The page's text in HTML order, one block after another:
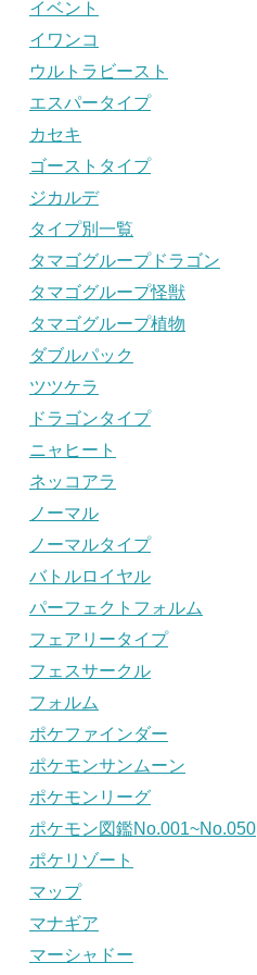
イベント
イワンコ
ウルトラビースト
エスパータイプ
カセキ
ゴーストタイプ
ジカルデ
タイプ別一覧
タマゴグループドラゴン
タマゴグループ怪獣
タマゴグループ植物
ダブルパック
ツツケラ
ドラゴンタイプ
ニャヒート
ネッコアラ
ノーマル
ノーマルタイプ
バトルロイヤル
パーフェクトフォルム
フェアリータイプ
フェスサークル
フォルム
ポケファインダー
ポケモンサンムーン
ポケモンリーグ
ポケモン図鑑No.001~No.050
ポケリゾート
マップ
マナギア
マーシャドー